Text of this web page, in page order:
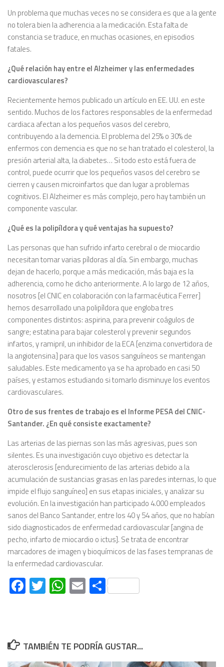
Un problema que muchas veces no se considera es que a la gente
no tolera bien la adherencia a la medicación. Esta falta de
constancia se traduce, en muchas ocasiones, en episodios
fatales.
¿Qué relación hay entre el Alzheimer y las enfermedades
cardiovasculares?
Recientemente hemos publicado un artículo en EE. UU. en este
sentido. Muchos de los factores responsables de la enfermedad
cardiaca afectan a los pequeños vasos del cerebro,
contribuyendo a la demencia. El problema del 25% o 30% de
enfermos con demencia es que no se han tratado el colesterol, la
presión arterial alta, la diabetes… Si todo esto está fuera de
control, puede ocurrir que los pequeños vasos del cerebro se
cierren y causen microinfartos que dan lugar a problemas
cognitivos. El Alzheimer es más complejo, pero hay también un
componente vascular.
¿Qué es la polipíldora y qué ventajas ha supuesto?
Las personas que han sufrido infarto cerebral o de miocardio
necesitan tomar varias píldoras al día. Sin embargo, muchas
dejan de hacerlo, porque a más medicación, más baja es la
adherencia, como he dicho anteriormente. A lo largo de 12 años,
nosotros [el CNIC en colaboración con la farmacéutica Ferrer]
hemos desarrollado una polipíldora que engloba tres
componentes distintos: aspirina, para prevenir coágulos de
sangre; estatina para bajar colesterol y prevenir segundos
infartos, y ramipril, un inhibidor de la ECA [enzima convertidora de
la angiotensina] para que los vasos sanguíneos se mantengan
saludables. Este medicamento ya se ha aprobado en casi 50
países, y estamos estudiando si tomarlo disminuye los eventos
cardiovasculares.
Otro de sus frentes de trabajo es el Informe PESA del CNIC-
Santander. ¿En qué consiste exactamente?
Las arterias de las piernas son las más agresivas, pues son
silentes. Es una investigación cuyo objetivo es detectar la
aterosclerosis [endurecimiento de las arterias debido a la
acumulación de sustancias grasas en las paredes internas, lo que
impide el flujo sanguíneo] en sus etapas iniciales, y analizar su
evolución. En la investigación han participado 4.000 empleados
sanos del Banco Santander, entre los 40 y 54 años, que no habían
sido diagnosticados de enfermedad cardiovascular [angina de
pecho, infarto de miocardio o ictus]. Se trata de encontrar
marcadores de imagen y bioquímicos de las fases tempranas de
la enfermedad cardiovascular.
Facebook
Twitter
WhatsApp
EmailCompartir
TAMBIÉN TE PODRÍA GUSTAR...